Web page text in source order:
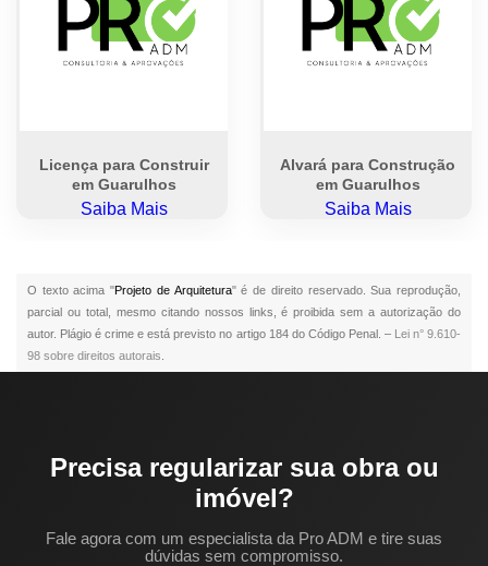
Licença para Construir
em Guarulhos
Saiba Mais
Alvará para Construção
em Guarulhos
Saiba Mais
O texto acima "Projeto de Arquitetura" é de direito reservado. Sua reprodução,
parcial ou total, mesmo citando nossos links, é proibida sem a autorização do
autor. Plágio é crime e está previsto no artigo 184 do Código Penal. – Lei n° 9.610-
98 sobre direitos autorais
Precisa regularizar sua obra ou
imóvel?
Fale agora com um especialista da Pro ADM e tire suas
dúvidas sem compromisso.